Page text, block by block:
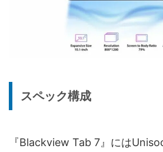
スペック構成
『Blackview Tab 7』には